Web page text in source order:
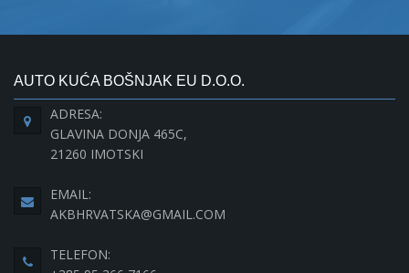
AUTO KUĆA BOŠNJAK EU D.O.O.
ADRESA:
GLAVINA DONJA 465C,
21260 IMOTSKI
EMAIL:
AKBHRVATSKA@GMAIL.COM
TELEFON: